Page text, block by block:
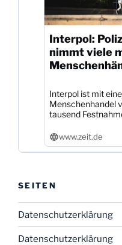
Interpol:
nimmt viele
Interpol ist mit
Menschenhandel
tausend
www.zeit.de
SEITEN
Datenschutzerklärung
Datenschutzerklärung